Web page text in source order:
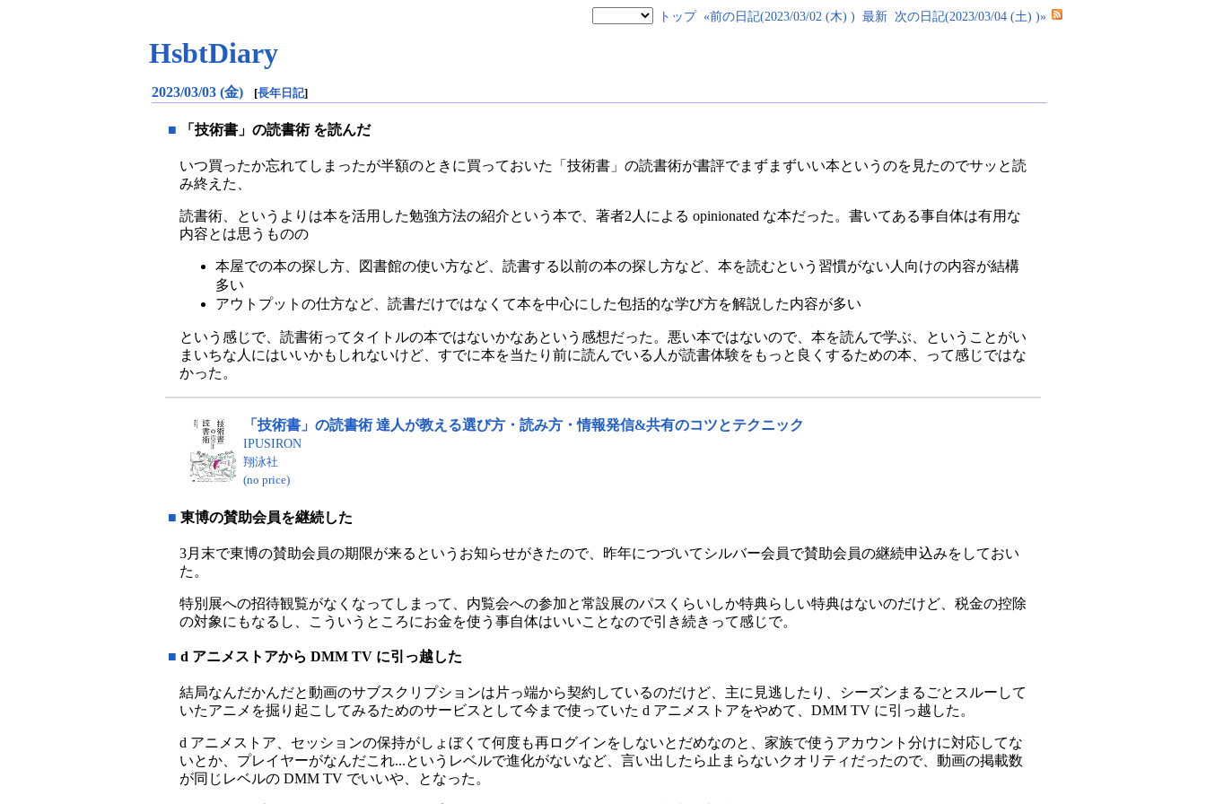
トップ «前の日記(2023/03/02 (木) ) 最新 次の日記(2023/03/04 (土) )»
HsbtDiary
2023/03/03 (金) [長年日記]
■ 「技術書」の読書術 を読んだ
いつ買ったか忘れてしまったが半額のときに買っておいた「技術書」の読書術が書評でまずまずいい本というのを見たのでサッと読
み終えた、
読書術、というよりは本を活用した勉強方法の紹介という本で、著者2人による opinionated な本だった。書いてある事自体は有用な
内容とは思うものの
本屋での本の探し方、図書館の使い方など、読書する以前の本の探し方など、本を読むという習慣がない人向けの内容が結構
多い
アウトプットの仕方など、読書だけではなくて本を中心にした包括的な学び方を解説した内容が多い
という感じで、読書術ってタイトルの本ではないかなあという感想だった。悪い本ではないので、本を読んで学ぶ、ということがい
まいちな人にはいいかもしれないけど、すでに本を当たり前に読んでいる人が読書体験をもっと良くするための本、って感じではな
かった。
「技術書」の読書術 達人が教える選び方・読み方・情報発信&共有のコツとテクニック
IPUSIRON
翔泳社
(no price)
■ 東博の賛助会員を継続した
3月末で東博の賛助会員の期限が来るというお知らせがきたので、昨年につづいてシルバー会員で賛助会員の継続申込みをしておい
た。
特別展への招待観覧がなくなってしまって、内覧会への参加と常設展のパスくらいしか特典らしい特典はないのだけど、税金の控除
の対象にもなるし、こういうところにお金を使う事自体はいいことなので引き続きって感じで。
■ d アニメストアから DMM TV に引っ越した
結局なんだかんだと動画のサブスクリプションは片っ端から契約しているのだけど、主に見逃したり、シーズンまるごとスルーして
いたアニメを掘り起こしてみるためのサービスとして今まで使っていた d アニメストアをやめて、DMM TV に引っ越した。
d アニメストア、セッションの保持がしょぼくて何度も再ログインをしないとだめなのと、家族で使うアカウント分けに対応してな
いとか、プレイヤーがなんだこれ...というレベルで進化がないなど、言い出したら止まらないクオリティだったので、動画の掲載数
が同じレベルの DMM TV でいいや、となった。